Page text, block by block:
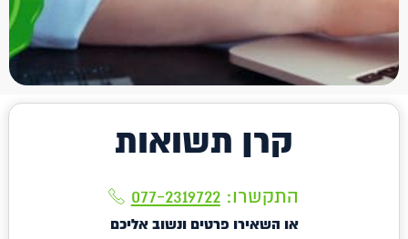
קרן תשואות
התקשרו:077-2319722
או השאירו פרטים ונשוב אליכם